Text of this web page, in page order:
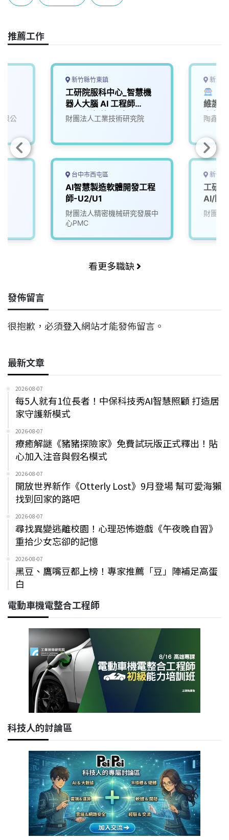
b
o
k
a
e
n
L
k
推薦工作
限公
新竹縣竹東鎮
工研院服科中心_智慧機
器人大腦 AI 工程師
(A000新竹/台南)
財團法人工業技術研究院
台中市西屯區
AI智慧製造軟體開發工程
師-U2/U1
財團法人精密機械研究發展中
心PMC
新北
維護
陶藝
陶鑫企
新竹市
工研
AI/臨
財團法
看更多職缺
發佈留言
很抱歉，必須登入網站才能發佈留言。
最新文章
2026-08-07
每5人就有1位長者！中保科技秀AI智慧照顧 打造居
家守護新模式
2026-08-07
療癒解謎《豬豬探險家》免費試玩版正式釋出！貼
心加入注音與假名模式
2026-08-07
開放世界新作《Otterly Lost》9月登場 幫可愛海獺
找到回家的路吧
2026-08-07
尋找異變逃離校園！心理恐怖遊戲《午夜晚自習》
重拾少女忘卻的記憶
2026-08-07
黑豆、鷹嘴豆都上榜！專家推薦「豆」陣補足高蛋
白
電動車機電整合工程師
科技人的討論區